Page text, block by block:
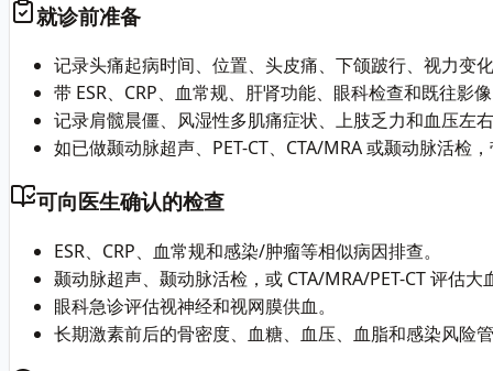
就诊前准备
记录头痛起病时间、位置、头皮痛、下颌跛行、视力变
带 ESR、CRP、血常规、肝肾功能、眼科检查和既往影
记录肩髋晨僵、风湿性多肌痛症状、上肢乏力和血压左
如已做颞动脉超声、PET-CT、CTA/MRA 或颞动脉活检
可向医生确认的检查
ESR、CRP、血常规和感染/肿瘤等相似病因排查。
颞动脉超声、颞动脉活检，或 CTA/MRA/PET-CT 评估大
眼科急诊评估视神经和视网膜供血。
长期激素前后的骨密度、血糖、血压、血脂和感染风险